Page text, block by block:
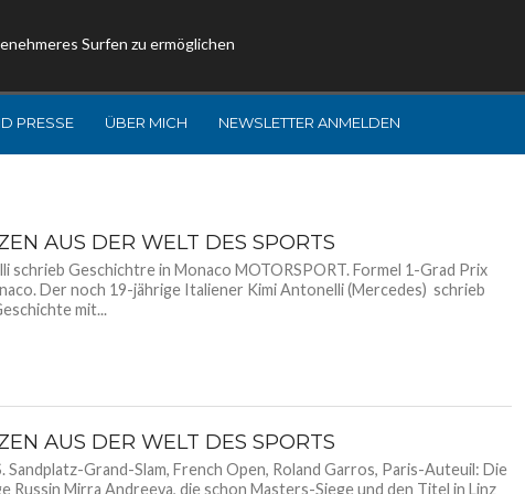
Surfen zu ermöglichen
PRESSE ÜBER MICH NEWSLETTER ANMELDEN
AUS DER WELT DES SPORTS
schrieb Geschichtre in Monaco MOTORSPORT. Formel 1-Grad Prix
Der noch 19-jährige Italiener Kimi Antonelli (Mercedes) schrieb
mit...
AUS DER WELT DES SPORTS
Sandplatz-Grand-Slam, French Open, Roland Garros, Paris-Auteuil: Die
Russin Mirra Andreeva, die schon Masters-Siege und den Titel in Linz